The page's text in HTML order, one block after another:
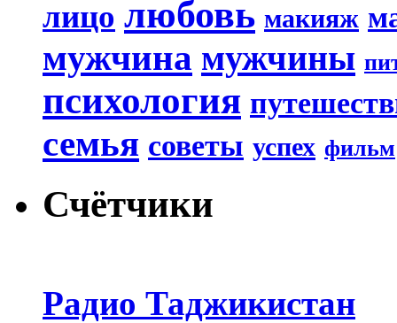
лицо любовь макияж
мужчина мужчины
психология
семья советы успех фильм
Счётчики
Радио Таджикистан